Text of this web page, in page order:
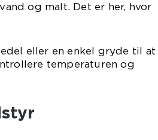
og malt. Det er her, hvor
eller en enkel gryde til at
temperaturen og